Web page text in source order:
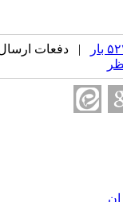
| دفعات ارسال